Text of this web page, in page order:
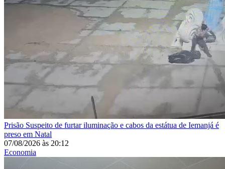
Prisão Suspeito de furtar iluminação e cabos da estátua de Iemanjá é
preso em Natal
07/08/2026 às 20:12
Economia